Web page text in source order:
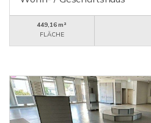
449,16 m²
FLÄCHE